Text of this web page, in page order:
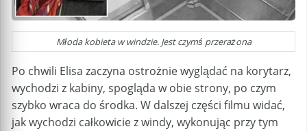
Młoda kobieta w windzie. Jest czymś przerażona
Po chwili Elisa zaczyna ostrożnie wyglądać na korytarz,
wychodzi z kabiny, spogląda w obie strony, po czym
szybko wraca do środka. W dalszej części filmu widać,
jak wychodzi całkowicie z windy, wykonując przy tym